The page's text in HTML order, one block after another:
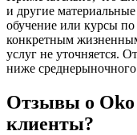
и другие
обучение или курсы
конкретным
услуг не уточняется.
ниже
Отзывы о Oko
клиенты?